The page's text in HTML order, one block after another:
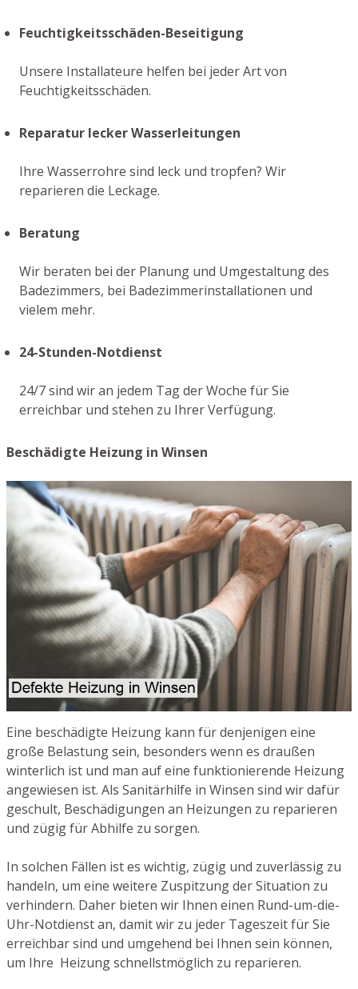
Feuchtigkeitsschäden-Beseitigung
Unsere Installateure helfen bei jeder Art von
Feuchtigkeitsschäden.
Reparatur lecker Wasserleitungen
Ihre Wasserrohre sind leck und tropfen? Wir
reparieren die Leckage.
Beratung
Wir beraten bei der Planung und Umgestaltung des
Badezimmers, bei Badezimmerinstallationen und
vielem mehr.
24-Stunden-Notdienst
24/7 sind wir an jedem Tag der Woche für Sie
erreichbar und stehen zu Ihrer Verfügung.
Beschädigte Heizung in Winsen
Eine beschädigte Heizung kann für denjenigen eine
große Belastung sein, besonders wenn es draußen
winterlich ist und man auf eine funktionierende Heizung
angewiesen ist. Als Sanitärhilfe in Winsen sind wir dafür
geschult, Beschädigungen an Heizungen zu reparieren
und zügig für Abhilfe zu sorgen.
In solchen Fällen ist es wichtig, zügig und zuverlässig zu
handeln, um eine weitere Zuspitzung der Situation zu
verhindern. Daher bieten wir Ihnen einen Rund-um-die-
Uhr-Notdienst an, damit wir zu jeder Tageszeit für Sie
erreichbar sind und umgehend bei Ihnen sein können,
um Ihre Heizung schnellstmöglich zu reparieren.